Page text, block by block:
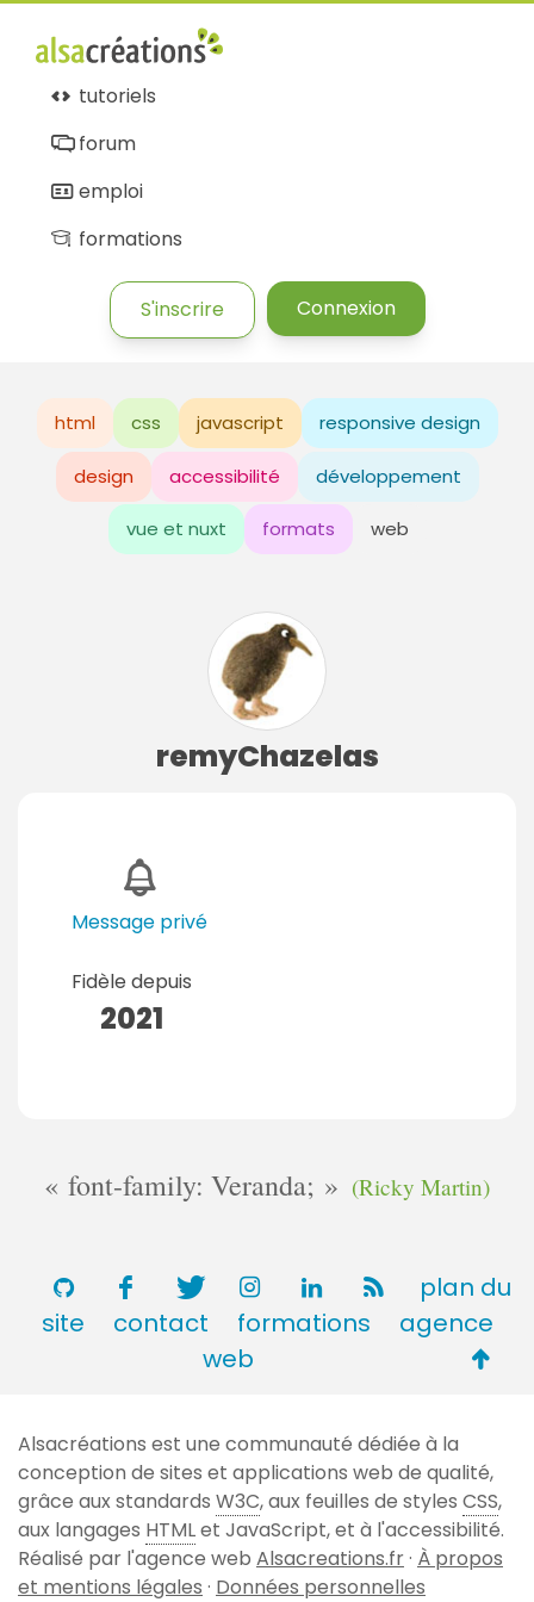
tutoriels
forum
emploi
formations
S'inscrire Connexion
html css javascript responsive design
design accessibilité développement
vue et nuxt formats web
remyChazelas
Message privé
Fidèle depuis
2021
font-family: Veranda; (Ricky Martin)
plan du
site
contact formations
agence
web
de
page
Alsacréations est une communauté dédiée à la
conception de sites et applications web de qualité,
grâce aux standards W3C, aux feuilles de styles CSS,
aux langages HTMLet JavaScript, et à l'accessibilité.
Réalisé par l'agence web Alsacreations.fr· À propos
et mentions légales · Données personnelles